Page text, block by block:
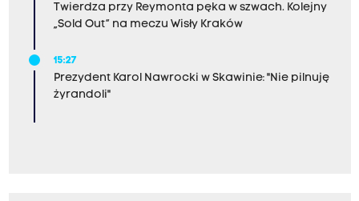
Twierdza przy Reymonta pęka w szwach. Kolejny
„Sold Out” na meczu Wisły Kraków
15:27
Prezydent Karol Nawrocki w Skawinie: "Nie pilnuję
żyrandoli"